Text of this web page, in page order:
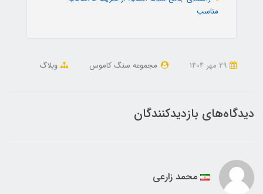
مناسب
مجموعه سنگ کاموس وبلاگ
دیدگاه‌های بازدیدکنندگان
محمد زارعی